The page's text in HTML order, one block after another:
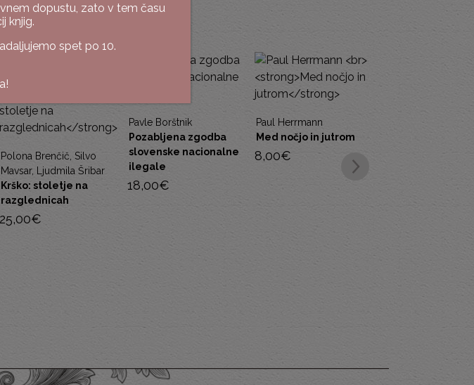
Polona Brenčič, Silvo
Mavsar, Ljudmila Šribar
Krško: stoletje na
razglednicah
25,00€
Pavle Borštnik
Pozabljena zgodba
slovenske nacionalne
ilegale
18,00€
Paul Herrmann
Med nočjo in jutrom
8,00€
dopustu, zato v tem času
knjig.
spet po 10.